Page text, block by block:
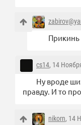
Прикинь
cs14, 14
Ну вроде
правду. И то
nikorn, 14